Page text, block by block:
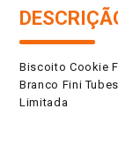
Biscoito Cookie
Branco Fini
Limitada